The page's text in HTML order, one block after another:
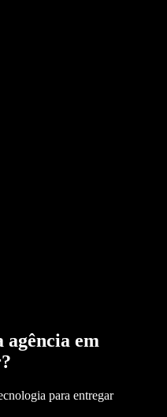
agência em
?
para entregar